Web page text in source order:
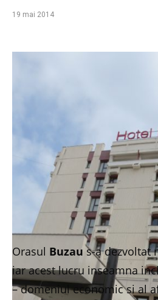
19 mai 2014
Orasul Buzau s-a dezvoltat
iar acest lucru inseamna
– domeniul economic si al